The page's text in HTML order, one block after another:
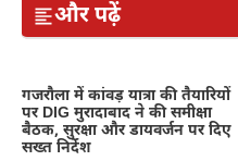
और पढ़ें
गजरौला में कांवड़ यात्रा की तैयारियों
पर DIG मुरादाबाद ने की समीक्षा
बैठक, सुरक्षा और डायवर्जन पर दिए
सख्त निर्देश